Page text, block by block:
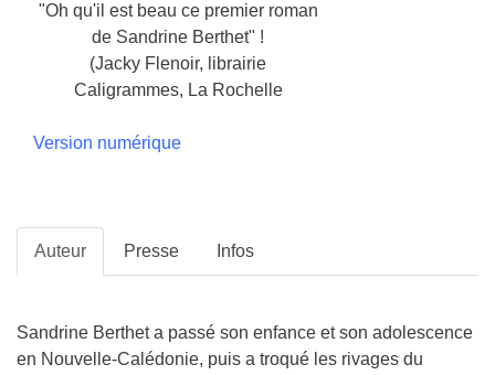
"Oh qu'il est beau ce premier roman
de Sandrine Berthet" !
(Jacky Flenoir, librairie
Caligrammes, La Rochelle
Version numérique
Auteur Presse Infos
Sandrine Berthet a passé son enfance et son adolescence
en Nouvelle-Calédonie, puis a troqué les rivages du